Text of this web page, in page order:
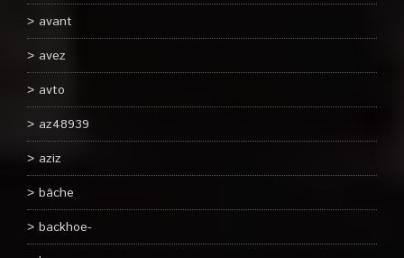
avant
avez
avto
az48939
aziz
bâche
backhoe-